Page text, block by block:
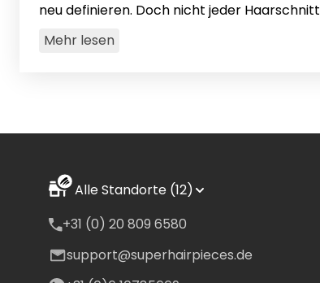
neu definieren. Doch nicht jeder Haarschnitt
passt zu jedem Mann. Das Geheimnis einer
Mehr lesen
Alle Standorte (12)
+31 (0) 20 809 6580
support@superhairpieces.de